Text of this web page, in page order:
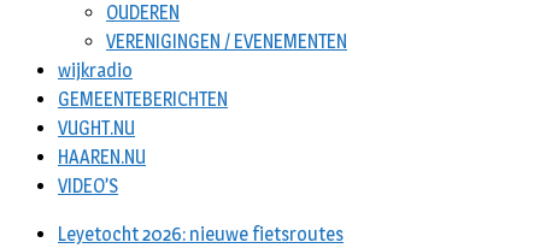
OUDEREN
VERENIGINGEN / EVENEMENTEN
wijkradio
GEMEENTEBERICHTEN
VUGHT.NU
HAAREN.NU
VIDEO’S
Leyetocht 2026: nieuwe fietsroutes